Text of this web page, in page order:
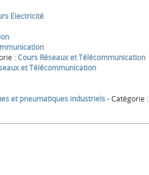
Electricité
:Cours Réseaux et Télécommunication
et Télécommunication
et pneumatiques industriels- Catégorie :